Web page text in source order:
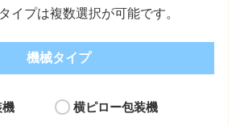
イプは複数選択が可能です。
機械タイプ
機 横ピロー包装機